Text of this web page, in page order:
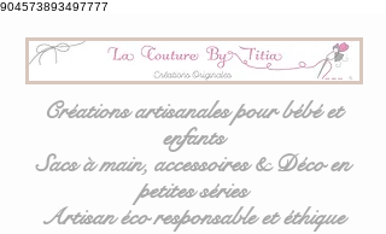
904573893497777
Créations artisanales pour bébé et
enfants
Sacs à main, accessoires & Déco en
petites séries
Artisan éco responsable et éthique